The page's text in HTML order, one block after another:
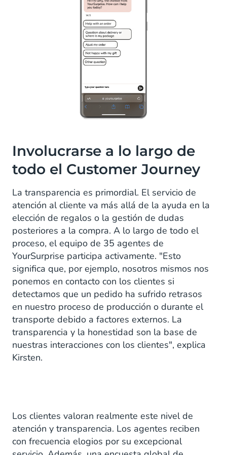
Involucrarse a lo largo de
todo el Customer Journey
La transparencia es primordial. El servicio de
atención al cliente va más allá de la ayuda en la
elección de regalos o la gestión de dudas
posteriores a la compra. A lo largo de todo el
proceso, el equipo de 35 agentes de
YourSurprise participa activamente. "Esto
significa que, por ejemplo, nosotros mismos nos
ponemos en contacto con los clientes si
detectamos que un pedido ha sufrido retrasos
en nuestro proceso de producción o durante el
transporte debido a factores externos. La
transparencia y la honestidad son la base de
nuestras interacciones con los clientes", explica
Kirsten.
Los clientes valoran realmente este nivel de
atención y transparencia. Los agentes reciben
con frecuencia elogios por su excepcional